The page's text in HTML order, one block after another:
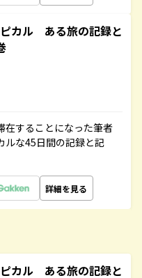
カル ある旅の記録と
在することになった筆者
ルな45日間の記録と記
詳細を見る
カル ある旅の記録と